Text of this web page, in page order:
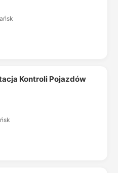
Kontroli Pojazdów